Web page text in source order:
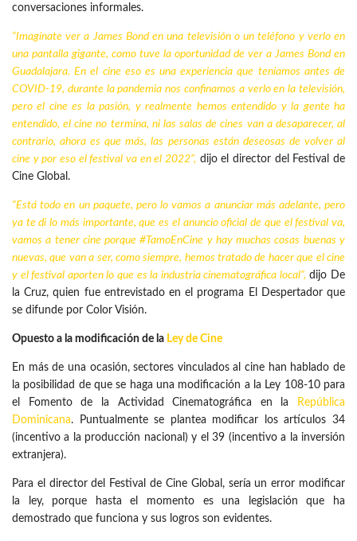
conversaciones informales.
“Imagínate ver a James Bond en una televisión o un teléfono y verlo en
una pantalla gigante, como tuve la oportunidad de ver a James Bond en
Guadalajara. En el cine eso es una experiencia que teníamos antes de
COVID-19, durante la pandemia nos confinamos a verlo en la televisión,
pero el cine es la pasión, y realmente hemos entendido y la gente ha
entendido, el cine no termina, ni las salas de cines van a desaparecer, al
contrario, ahora es que más, las personas están deseosas de volver al
cine y por eso el festival va en el 2022”, dijo el director del Festival de
Cine Global.
“Está todo en un paquete, pero lo vamos a anunciar más adelante, pero
ya te di lo más importante, que es el anuncio oficial de que el festival va,
vamos a tener cine porque #TamoEnCine y hay muchas cosas buenas y
nuevas, que van a ser, como siempre, hemos tratado de hacer que el cine
y el festival aporten lo que es la industria cinematográfica local”, dijo De
la Cruz, quien fue entrevistado en el programa El Despertador que
se difunde por Color Visión.
Opuesto a la modificación de la Ley de Cine
En más de una ocasión, sectores vinculados al cine han hablado de
la posibilidad de que se haga una modificación a la Ley 108-10 para
el Fomento de la Actividad Cinematográfica en la
República
Dominicana. Puntualmente se plantea modificar los artículos 34
(incentivo a la producción nacional) y el 39 (incentivo a la inversión
extranjera).
Para el director del Festival de Cine Global, sería un error modificar
la ley, porque hasta el momento es una legislación que ha
demostrado que funciona y sus logros son evidentes.